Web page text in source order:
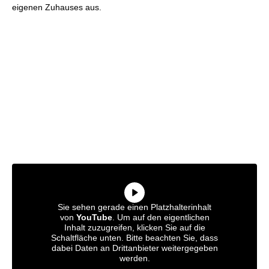
eigenen Zuhauses aus.
Sie sehen gerade einen Platzhalterinhalt
von YouTube. Um auf den eigentlichen
Inhalt zuzugreifen, klicken Sie auf die
Schaltfläche unten. Bitte beachten Sie, dass
dabei Daten an Drittanbieter weitergegeben
werden.